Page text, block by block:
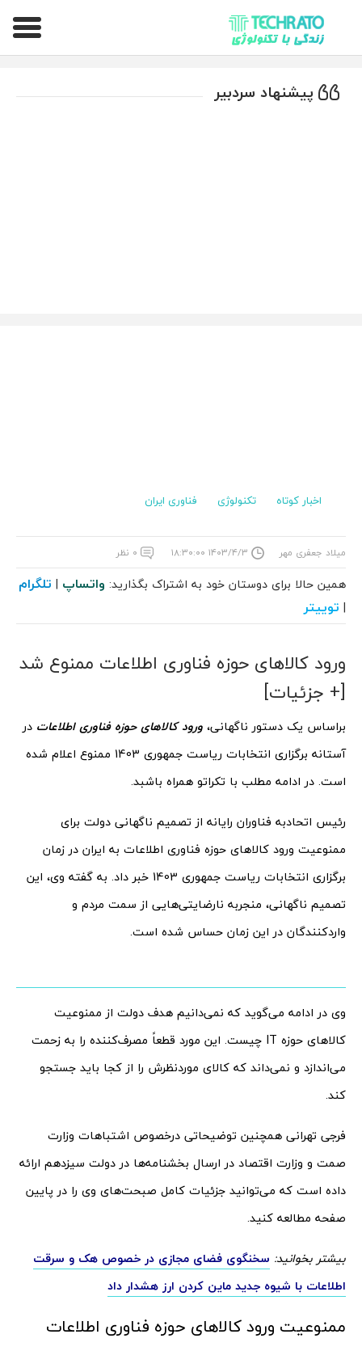
تکراتو – زندگی با تکنولوژی
پیشنهاد سردبیر
اخبار کوتاه تکنولوژی فناوری ایران
میلاد جعفری مهر ۱۴۰۳/۴/۳ ۱۸:۳۰:۰۰ ۰ نظر
همین حالا برای دوستان خود به اشتراک بگذارید: واتساپ | تلگرام
| توییتر
ورود کالاهای حوزه فناوری اطلاعات ممنوع شد
[+ جزئیات]
براساس یک دستور ناگهانی، ورود کالاهای حوزه فناوری اطلاعات در
آستانه برگزاری انتخابات ریاست جمهوری 1403 ممنوع اعلام شده
است. در ادامه مطلب با تکراتو همراه باشبد.
رئیس اتحادبه فناوران رایانه از تصمیم ناگهانی دولت برای
ممنوعیت ورود کالاهای حوزه فناوری اطلاعات به ایران در زمان
برگزاری انتخابات ریاست جمهوری 1403 خبر داد. به گفته وی، این
تصمیم ناگهانی، منجربه نارضایتی‌هایی از سمت مردم و
واردکنندگان در این زمان حساس شده است.
وی در ادامه می‌گوید که نمی‌دانیم هدف دولت از ممنوعیت
کالاهای حوزه IT چیست. این مورد قطعاً مصرف‌کننده را به زحمت
می‌اندازد و نمی‌داند که کالای موردنظرش را از کجا باید جستجو
کند.
فرجی تهرانی همچنین توضیحاتی درخصوص اشتباهات وزارت
صمت و وزارت اقتصاد در ارسال بخشنامه‌ها در دولت سیزدهم ارائه
داده است که می‌توانید جزئیات کامل صبحت‌های وی را در پایین
صفحه مطالعه کنید.
بیشتر بخوانید: سخنگوی فضای مجازی در خصوص هک و سرقت
اطلاعات با شیوه جدید ماین کردن ارز هشدار داد
ممنوعیت ورود کالاهای حوزه فناوری اطلاعات